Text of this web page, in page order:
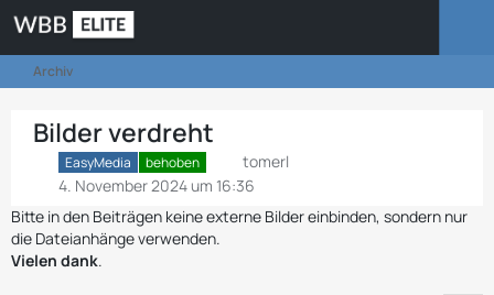
Archiv
Bilder verdreht
EasyMedia behoben
tomerl
4. November 2024 um 16:36
Bitte in den Beiträgen keine externe Bilder einbinden, sondern nur
die Dateianhänge verwenden.
Vielen dank.